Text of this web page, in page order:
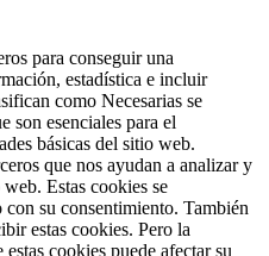
para conseguir una
estadística e incluir
como Necesarias se
son esenciales para el
básicas del sitio web.
que nos ayudan a analizar y
Estas cookies se
con su consentimiento. También
estas cookies. Pero la
cookies puede afectar su